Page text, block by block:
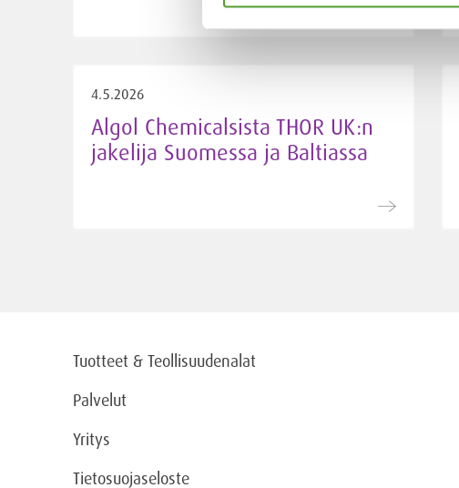
4.5.2026
Algol Chemicalsista THOR UK:n
jakelija Suomessa ja Baltiassa
Tuotteet & Teollisuudenalat
Palvelut
Yritys
Tietosuojaseloste